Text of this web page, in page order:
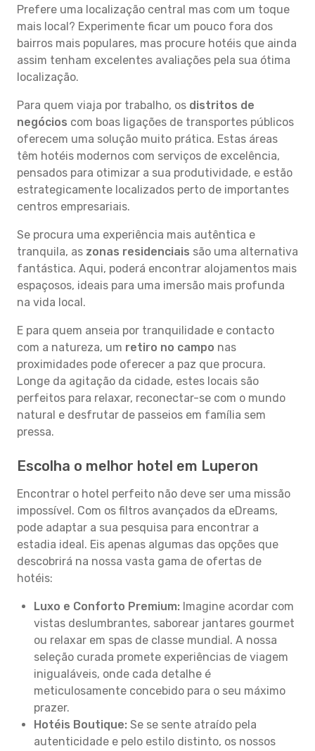
Prefere uma localização central mas com um toque
mais local? Experimente ficar um pouco fora dos
bairros mais populares, mas procure hotéis que ainda
assim tenham excelentes avaliações pela sua ótima
localização.
Para quem viaja por trabalho, os distritos de
negócios com boas ligações de transportes públicos
oferecem uma solução muito prática. Estas áreas
têm hotéis modernos com serviços de excelência,
pensados para otimizar a sua produtividade, e estão
estrategicamente localizados perto de importantes
centros empresariais.
Se procura uma experiência mais autêntica e
tranquila, as zonas residenciais são uma alternativa
fantástica. Aqui, poderá encontrar alojamentos mais
espaçosos, ideais para uma imersão mais profunda
na vida local.
E para quem anseia por tranquilidade e contacto
com a natureza, um retiro no campo nas
proximidades pode oferecer a paz que procura.
Longe da agitação da cidade, estes locais são
perfeitos para relaxar, reconectar-se com o mundo
natural e desfrutar de passeios em família sem
pressa.
Escolha o melhor hotel em Luperon
Encontrar o hotel perfeito não deve ser uma missão
impossível. Com os filtros avançados da eDreams,
pode adaptar a sua pesquisa para encontrar a
estadia ideal. Eis apenas algumas das opções que
descobrirá na nossa vasta gama de ofertas de
hotéis:
Luxo e Conforto Premium: Imagine acordar com
vistas deslumbrantes, saborear jantares gourmet
ou relaxar em spas de classe mundial. A nossa
seleção curada promete experiências de viagem
inigualáveis, onde cada detalhe é
meticulosamente concebido para o seu máximo
prazer.
Hotéis Boutique: Se se sente atraído pela
autenticidade e pelo estilo distinto, os nossos